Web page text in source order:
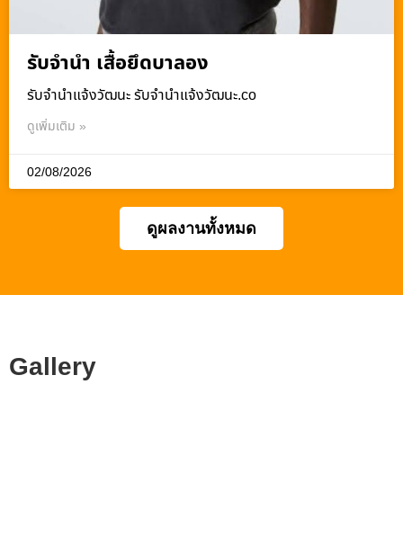
รับจำนำ เสื้อยึดบาลอง
รับจํานําแจ้งวัฒนะ รับจํานําแจ้งวัฒนะ.co
ดูเพิ่มเติม »
02/08/2026
ดูผลงานทั้งหมด
Gallery